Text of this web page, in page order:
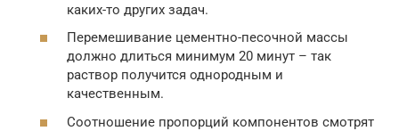
каких-то других задач.
Перемешивание цементно-песочной массы
должно длиться минимум 20 минут – так
раствор получится однородным и
качественным.
Соотношение пропорций компонентов смотрят